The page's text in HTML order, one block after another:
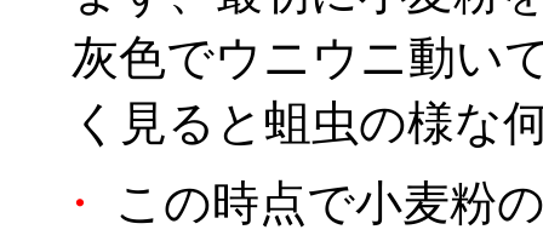
灰色でウニウニ動い
く見ると蛆虫の様な
・
この時点で小麦粉